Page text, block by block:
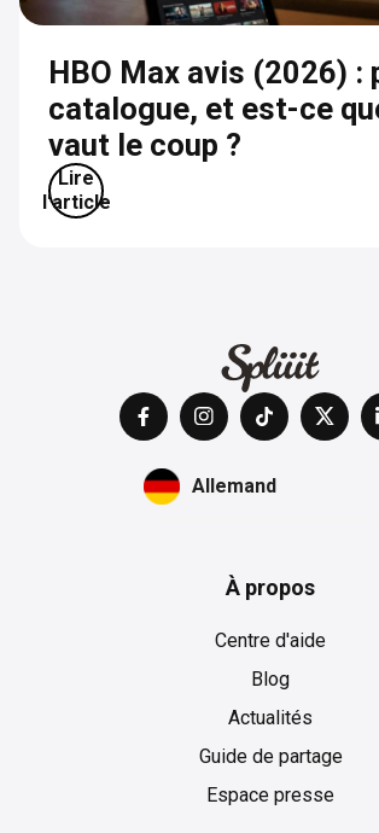
HBO Max avis (2026) :
catalogue, et est-ce
vaut le coup ?
Lire
l'article
Allemand
À propos
Centre d'aide
Blog
Actualités
Guide de partage
Espace presse